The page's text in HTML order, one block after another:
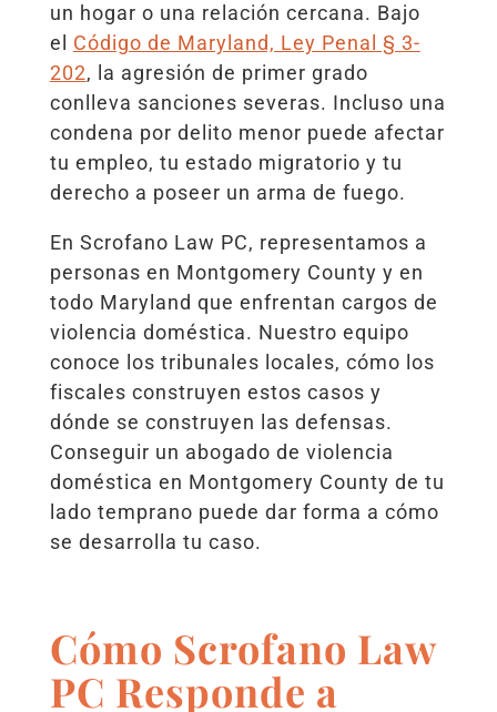
un hogar o una relación cercana. Bajo
el
Código de Maryland, Ley Penal § 3-
202, la agresión de primer grado
conlleva sanciones severas. Incluso una
condena por delito menor puede afectar
tu empleo, tu estado migratorio y tu
derecho a poseer un arma de fuego.
En Scrofano Law PC, representamos a
personas en Montgomery County y en
todo Maryland que enfrentan cargos de
violencia doméstica. Nuestro equipo
conoce los tribunales locales, cómo los
fiscales construyen estos casos y
dónde se construyen las defensas.
Conseguir un abogado de violencia
doméstica en Montgomery County de tu
lado temprano puede dar forma a cómo
se desarrolla tu caso.
Cómo Scrofano Law
PC Responde a